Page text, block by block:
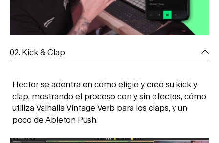
02. Kick & Clap
Hector se adentra en cómo eligió y creó su kick y
clap, mostrando el proceso con y sin efectos, cómo
utiliza Valhalla Vintage Verb para los claps, y un
poco de Ableton Push.